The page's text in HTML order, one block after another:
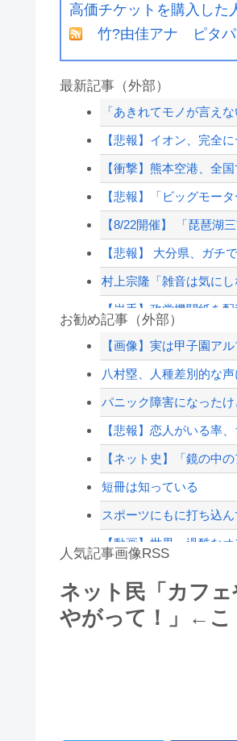
高価チケットを購入した
竹?由佳アナ ピタパ
最新記事（外部）
「あきれてモノが言え
【悲報】イオン、完全
【衝撃】熊本空港、全
【悲報】「ビッグモー
【8/22開催】 「琵琶湖
【悲報】 大分県、ガチ
村上宗隆「雑音は気に
【岩手】政党機関紙を
【悲報】中国の「置き
【画像】 高市早苗の名
【衝撃】熊本空港、全
長崎の語り部お爺ちゃ
【配信者】「金バエ」
【緊急速報】NYで警官
お勧め記事（外部）
【画像】実は甲子園ア
八村塁、人種差別的な
パニック障害になった
【悲報】恋人がいる率
【ネット史】「鏡の中
短冊は知っている
スポーツにもに打ち込
【動画】世界一過酷な
大男「1回戦の相手は
8/4のニュース
人気記事画像RSS
ネット民「カフ
やがって！」←こ